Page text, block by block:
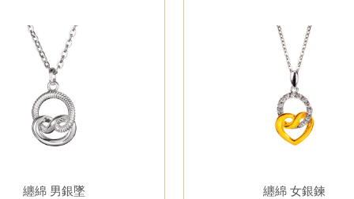
纏綿 男銀墜 纏綿 女銀鍊